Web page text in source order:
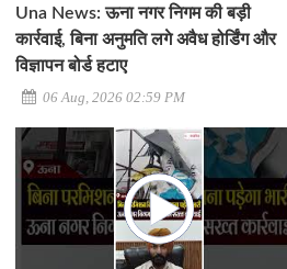
Una News: ऊना नगर निगम की बड़ी
कार्रवाई, बिना अनुमति लगे अवैध होर्डिंग और
विज्ञापन बोर्ड हटाए
06 Aug, 2026 02:59 PM